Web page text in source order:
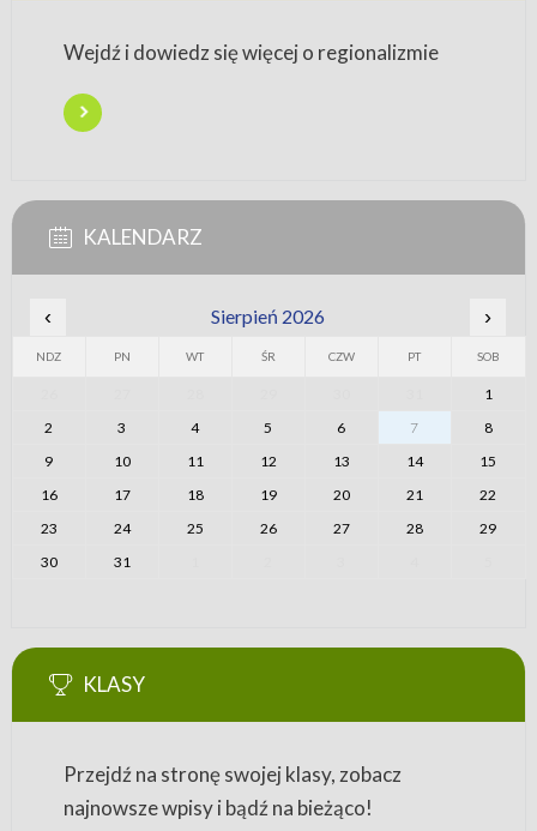
Wejdź i dowiedz się więcej o regionalizmie
KALENDARZ
‹ Sierpień 2026 ›
NDZ PN WT ŚR CZW PT SOB
1
2
3 4 5 6 7
8
9
10 11 12 13 14
15
16
17 18 19 20 21
22
23
24 25 26 27 28
29
30
31
KLASY
Przejdź na stronę swojej klasy, zobacz
najnowsze wpisy i bądź na bieżąco!